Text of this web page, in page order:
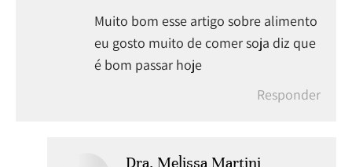
Muito bom esse artigo sobre alimento
eu gosto muito de comer soja diz que
é bom passar hoje
Responder
Dra. Melissa Martini